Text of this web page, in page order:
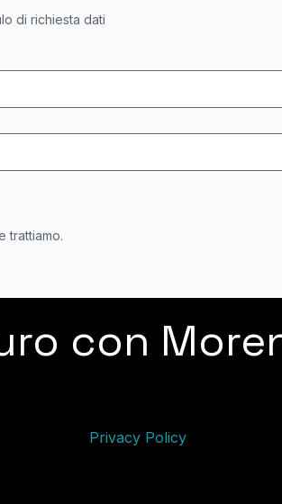
di richiesta dati
trattiamo.
con
Privacy Policy